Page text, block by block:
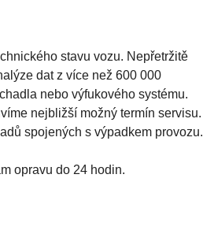
stavu vozu. Nepřetržitě
dat z více než 600 000
nebo výfukového systému.
nejbližší možný termín servisu.
spojených s výpadkem provozu.
opravu do 24 hodin.